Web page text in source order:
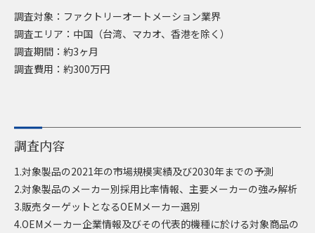
調査対象：ファクトリーオートメーション業界
調査エリア：中国（台湾、マカオ、香港を除く）
調査期間：約3ヶ月
調査費用：約300万円
調査内容
1.対象製品の2021年の市場規模実績及び2030年までの予測
2.対象製品のメーカー別採用比率情報、主要メーカーの強み解析
3.販売ターゲットとなるOEMメーカー選別
4.OEMメーカー企業情報及びその代表的機種に於ける対象商品の